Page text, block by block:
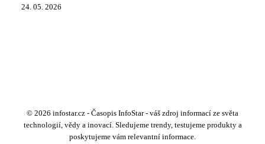
24. 05. 2026
© 2026 infostar.cz - Časopis InfoStar - váš zdroj informací ze světa
technologií, vědy a inovací. Sledujeme trendy, testujeme produkty a
poskytujeme vám relevantní informace.